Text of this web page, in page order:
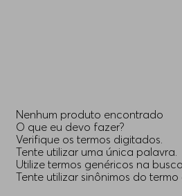
Nenhum produto encontrado
O que eu devo fazer?
Verifique os termos digitados.
Tente utilizar uma única palavra.
Utilize termos genéricos na
Tente utilizar sinônimos do